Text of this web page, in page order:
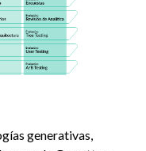
generativas,